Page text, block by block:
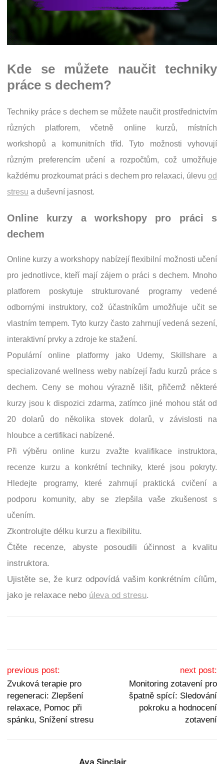
Kde se můžete naučit techniky
práce s dechem?
Techniky práce s dechem se můžete naučit prostřednictvím
různých platforem, včetně online kurzů, místních
workshopů a komunitních tříd. Tyto možnosti vyhovují
různým preferencím učení a rozpočtům, což umožňuje
každému prozkoumat práci s dechem pro relaxaci, úlevu od
stresu a duševní jasnost.
Online kurzy a workshopy pro práci s
dechem
Online kurzy a workshopy nabízejí flexibilní možnosti učení
pro jednotlivce, kteří mají zájem o práci s dechem. Mnoho
platforem poskytuje strukturované programy vedené
odbornými instruktory, což účastníkům umožňuje učit se
vlastním tempem. Tyto kurzy často zahrnují vedená sezení,
interaktivní prvky a zdroje ke stažení.
Populární online platformy jako Udemy, Skillshare a
specializované wellness weby nabízejí řadu kurzů práce s
dechem. Ceny se mohou výrazně lišit, přičemž některé
kurzy jsou k dispozici zdarma, zatímco jiné mohou stát od
20 dolarů do několika stovek dolarů, v závislosti na
hloubce a certifikaci nabízené.
Při výběru online kurzu zvažte kvalifikace instruktora,
recenze kurzu a konkrétní techniky, které jsou pokryty.
Hledejte programy, které zahrnují praktická cvičení a
podporu komunity, aby se zlepšila vaše zkušenost s
učením.
Zkontrolujte délku kurzu a flexibilitu.
Čtěte recenze, abyste posoudili účinnost a kvalitu
instruktora.
Ujistěte se, že kurz odpovídá vašim konkrétním cílům,
jako je relaxace nebo úleva od stresu.
Post navigation
previous post:
Zvuková terapie pro
regeneraci: Zlepšení
relaxace, Pomoc při
spánku, Snížení stresu
next post:
Monitoring zotavení pro
špatně spící: Sledování
pokroku a hodnocení
zotavení